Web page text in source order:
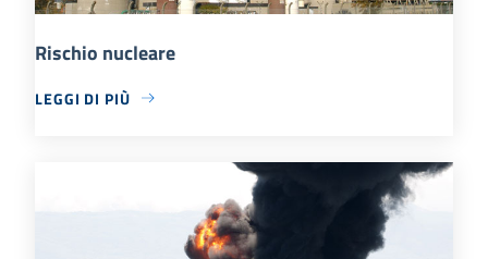
Rischio nucleare
LEGGI DI PIÙ